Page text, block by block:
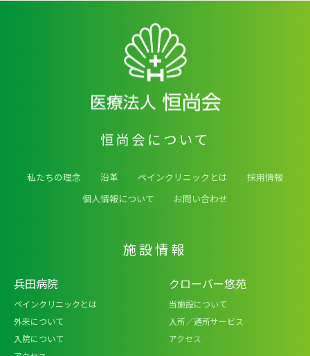
恒尚会について
私たちの理念 沿革 ペインクリニックとは
採用情報
個人情報について
お問い合わせ
施設情報
兵田病院
ペインクリニックとは
外来について
入院について
クローバー悠苑
当施設について
入所／通所サービス
アクセス